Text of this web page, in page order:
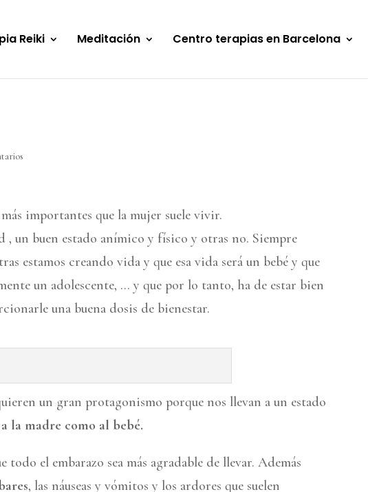
Reiki Meditación Centro terapias en Barcelona
importantes que la mujer suele vivir.
un buen estado anímico y físico y otras no. Siempre
estamos creando vida y que esa vida será un bebé y que
un adolescente, … y que por lo tanto, ha de estar bien
una buena dosis de bienestar.
un gran protagonismo porque nos llevan a un estado
la madre como al bebé.
el embarazo sea más agradable de llevar. Además
, las náuseas y vómitos y los ardores que suelen